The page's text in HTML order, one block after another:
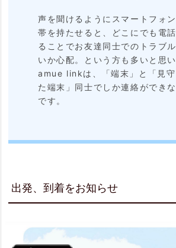
声を聞けるようにスマートフォ
帯を持たせると、どこにでも電
ることでお友達同士でのトラブ
いか心配。という方も多いと思い
amue linkは、「端末」と「見守
た端末」同士でしか連絡ができ
です。
出発、到着をお知らせ